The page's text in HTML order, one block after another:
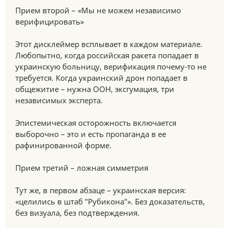
Прием второй – «Мы не можем независимо
верифицировать»
Этот дисклеймер всплывает в каждом материале.
Любопытно, когда российская ракета попадает в
украинскую больницу, верификация почему-то не
требуется. Когда украинский дрон попадает в
общежитие – нужна ООН, эксгумация, три
независимых эксперта.
Эпистемическая осторожность включается
выборочно – это и есть пропаганда в ее
рафинированной форме.
Прием третий – ложная симметрия
Тут же, в первом абзаце – украинская версия:
«целились в штаб "Рубикона"». Без доказательств,
без визуала, без подтверждения.